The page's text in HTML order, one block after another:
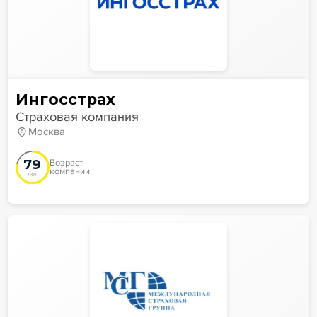
Ингосстрах
Страховая компания
Москва
79
лет
Возраст
компании